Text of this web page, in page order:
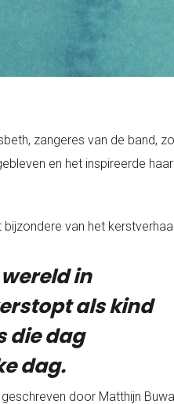
zangeres van de band,
en het inspireerde
bijzondere van het
in
als kind
die dag
dag.
geschreven door Matthijn